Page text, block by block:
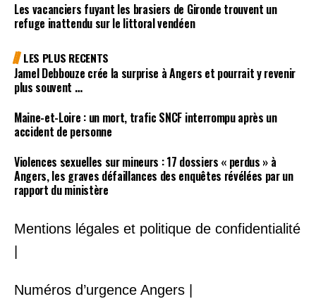
Les vacanciers fuyant les brasiers de Gironde trouvent un
refuge inattendu sur le littoral vendéen
LES PLUS RECENTS
Jamel Debbouze crée la surprise à Angers et pourrait y revenir
plus souvent …
Maine-et-Loire : un mort, trafic SNCF interrompu après un
accident de personne
Violences sexuelles sur mineurs : 17 dossiers « perdus » à
Angers, les graves défaillances des enquêtes révélées par un
rapport du ministère
Mentions légales et politique de confidentialité
Numéros d’urgence Angers |